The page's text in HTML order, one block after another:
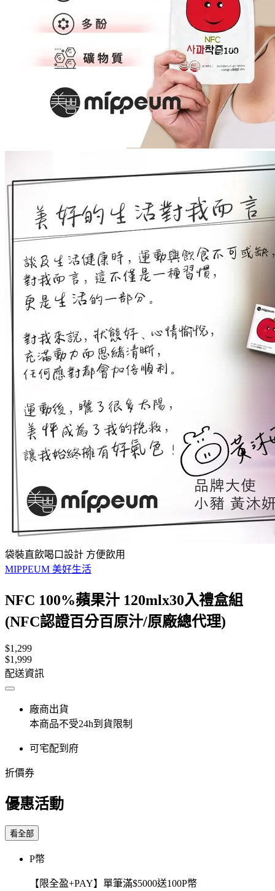
袋裝直飲喝口設計 方便飲用
MIPPEUM 美好生活
NFC 100%蘋果汁 120mlx30入禮盒組
(NFC認證百分百原汁/原廠總代理)
$1,299
$1,999
配送資訊
廠商出貨
本商品不受24h到貨限制
可宅配到府
折價券
優惠活動
看全部
P幣
【限全盈+PAY】單筆滿$5000送100P幣